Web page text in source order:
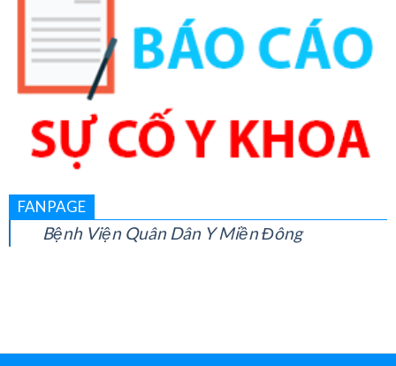
SỰ CỐ Y KHOA
Bệnh Viện Quân Dân Y Miền Đông